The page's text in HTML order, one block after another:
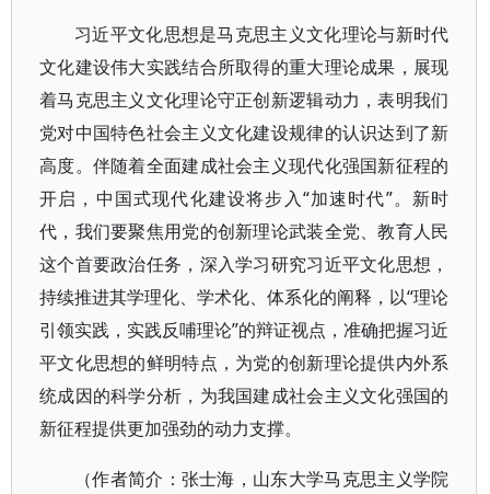
习近平文化思想是马克思主义文化理论与新时代
文化建设伟大实践结合所取得的重大理论成果，展现
着马克思主义文化理论守正创新逻辑动力，表明我们
党对中国特色社会主义文化建设规律的认识达到了新
高度。伴随着全面建成社会主义现代化强国新征程的
开启，中国式现代化建设将步入“加速时代”。新时
代，我们要聚焦用党的创新理论武装全党、教育人民
这个首要政治任务，深入学习研究习近平文化思想，
持续推进其学理化、学术化、体系化的阐释，以“理论
引领实践，实践反哺理论”的辩证视点，准确把握习近
平文化思想的鲜明特点，为党的创新理论提供内外系
统成因的科学分析，为我国建成社会主义文化强国的
新征程提供更加强劲的动力支撑。
（作者简介：张士海，山东大学马克思主义学院